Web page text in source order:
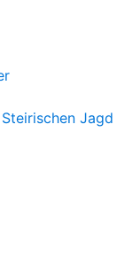
Jagd